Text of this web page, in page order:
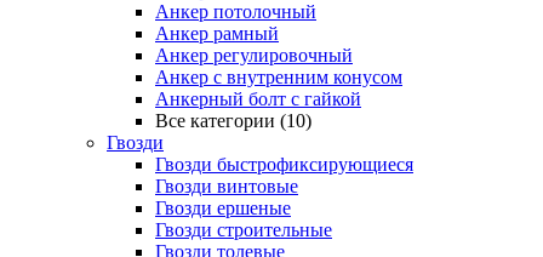
Анкер потолочный
Анкер рамный
Анкер регулировочный
Анкер с внутренним конусом
Анкерный болт с гайкой
Все категории (10)
Гвозди
Гвозди быстрофиксирующиеся
Гвозди винтовые
Гвозди ершеные
Гвозди строительные
Гвозди толевые